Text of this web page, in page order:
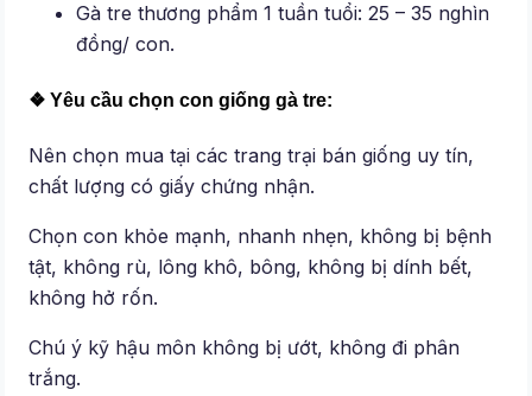
Gà tre thương phẩm 1 tuần tuổi: 25 – 35 nghìn
đồng/ con.
❖ Yêu cầu chọn con giống gà tre:
Nên chọn mua tại các trang trại bán giống uy tín,
chất lượng có giấy chứng nhận.
Chọn con khỏe mạnh, nhanh nhẹn, không bị bệnh
tật, không rù, lông khô, bông, không bị dính bết,
không hở rốn.
Chú ý kỹ hậu môn không bị ướt, không đi phân
trắng.